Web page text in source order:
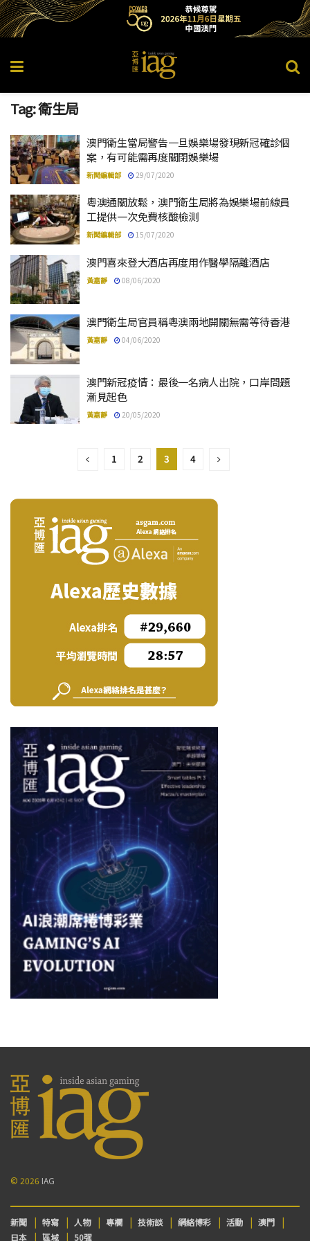
Tag:衛生局
澳門衛生當局警告一旦娛樂場發現新冠確診個
案，有可能需再度關閉娛樂場
新聞編輯部 29/07/2020
粵澳通關放鬆，澳門衛生局將為娛樂場前線員
工提供一次免費核酸檢測
新聞編輯部 15/07/2020
澳門喜來登大酒店再度用作醫學隔離酒店
黃嘉靜 08/06/2020
澳門衛生局官員稱粵澳兩地開關無需等待香港
黃嘉靜 04/06/2020
澳門新冠疫情：最後一名病人出院，口岸問題
漸見起色
黃嘉靜 20/05/2020
1 2 3 4
© 2026 IAG
新聞 特寫 人物 專欄 技術談 網絡博彩 活動
澳門
日本
區域 50强